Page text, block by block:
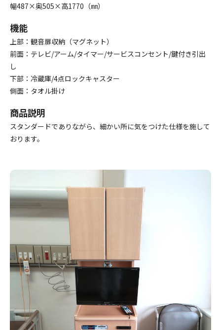
幅487×奥505×高1770（㎜）
機能
上部：観音扉収納（マグネット）
前面：テレビ/アーム/タイマー/サービスコンセント/鍵付き引出
し
下部：冷蔵庫/4点ロックキャスター
側面：タオル掛け
商品説明
スタンダードでありながら、細かい所に気をつけた仕様を施して
おります。